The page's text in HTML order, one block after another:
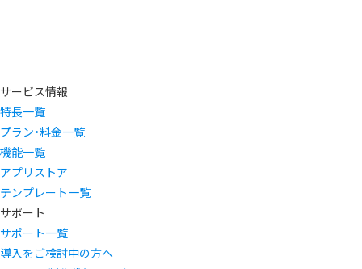
サービス情報
特長一覧
プラン・料金一覧
機能一覧
アプリストア
テンプレート一覧
サポート
サポート一覧
導入をご検討中の方へ